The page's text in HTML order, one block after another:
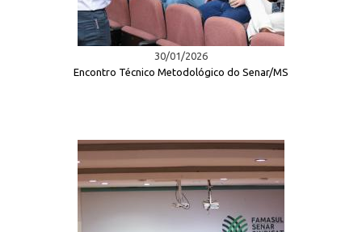
30/01/2026
Encontro Técnico Metodológico do Senar/MS